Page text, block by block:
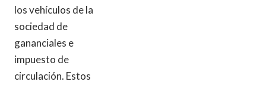
los vehículos de la
sociedad de
gananciales e
impuesto de
circulación. Estos